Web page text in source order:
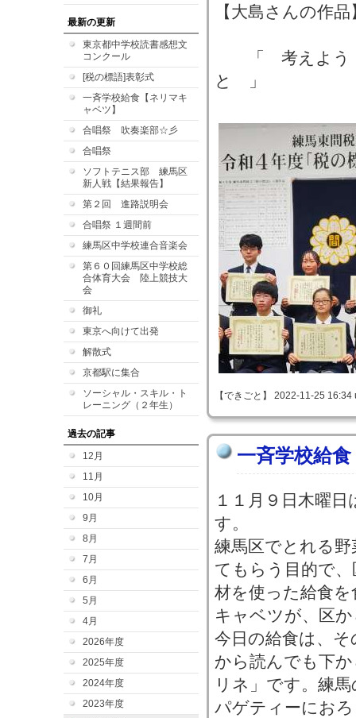
最新の更新
東京都中学校読書感想文
コンクール
[税の標語]表彰式
一斉学校給食【ネリマキ
ャベツ】
合唱祭 吹奏楽部☆彡
合唱祭
ソフトテニス部 練馬区
新人戦【結果報告】
第２回 進路説明会
合唱祭 １週間前
練馬区中学校連合音楽会
第６０回練馬区中学校総
合体育大会 陸上競技大
会
御礼
東京へ向けて出発
解散式
京都駅に集合
ソーシャル・スキル・ト
レーニング（２年生）
過去の記事
12月
11月
10月
9月
8月
7月
6月
5月
4月
2026年度
2025年度
2024年度
2023年度
【大島さんの作品
「 考えよう
と 」
【できごと】 2022-11-25
一斉学校給
１１月９日木曜
す。
練馬区でとれる
てもらう目的で
材を使った給食
キャベツが、区
今日の給食は、
から読んでも下
リネ」です。練
パゲティーにお